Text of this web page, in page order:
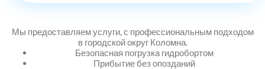
Мы предоставляем услуги, с профессиональным подходом
в городской округ Коломна.
Безопасная погрузка гидробортом
Прибытие без опозданий